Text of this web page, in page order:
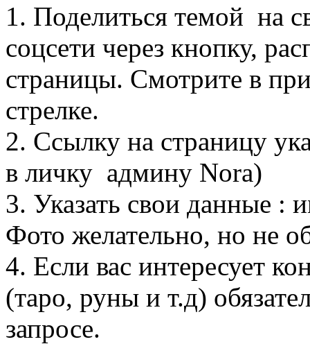
1. Поделиться темой на
соцсети через кнопку,
страницы. Смотрите в
стрелке.
2. Ссылку на страницу
в личку админу Nora)
3. Указать свои данные :
Фото желательно, но не
4. Если вас интересует
(таро, руны и т.д)
запросе.